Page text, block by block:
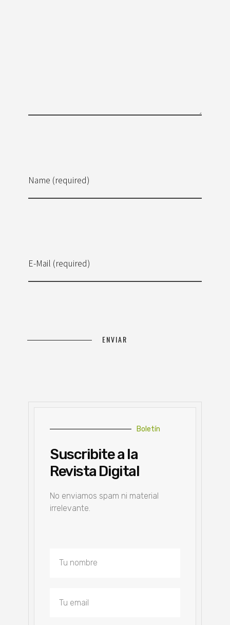
Name (required)
E-Mail (required)
Boletín
Suscribite a la
Revista Digital
No enviamos spam ni material
irrelevante.